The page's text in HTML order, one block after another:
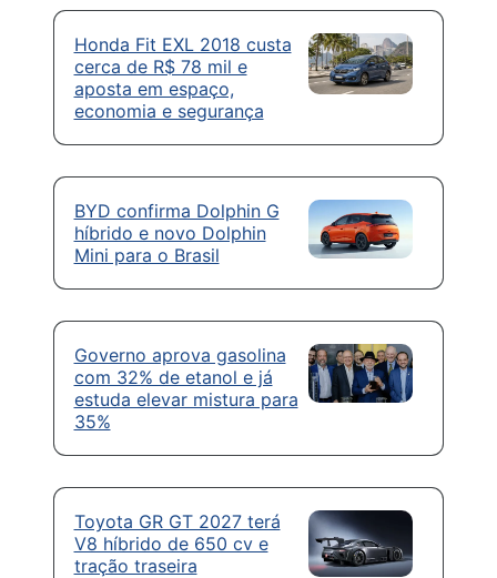
Honda Fit EXL 2018 custa
cerca de R$ 78 mil e
aposta em espaço,
economia e segurança
BYD confirma Dolphin G
híbrido e novo Dolphin
Mini para o Brasil
Governo aprova gasolina
com 32% de etanol e já
estuda elevar mistura para
35%
Toyota GR GT 2027 terá
V8 híbrido de 650 cv e
tração traseira